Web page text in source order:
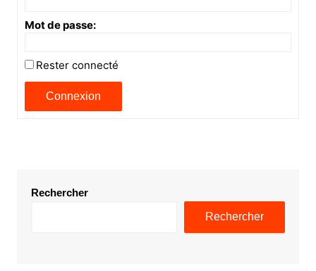
Mot de passe:
Rester connecté
Connexion
Rechercher
Rechercher